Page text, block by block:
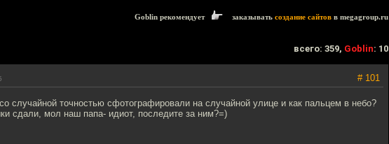
Goblin рекомендует заказывать создание сайтов в megagroup.ru
всего: 359, Goblin: 10
# 101
случайной точностью сфотографировали на случайной улице и как пальцем в небо?
сдали, мол наш папа- идиот, последите за ним?=)